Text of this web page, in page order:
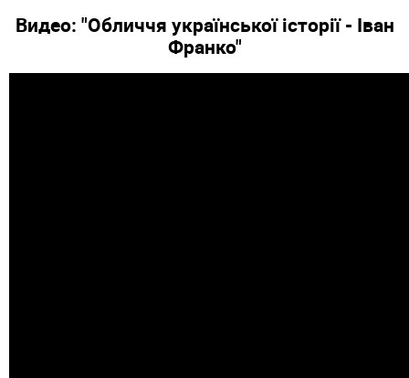
Видео: "Обличчя української історії - Іван
Франко"